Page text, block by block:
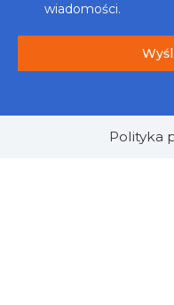
wiadomości.
Polityka